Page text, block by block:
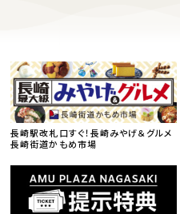
長崎駅改札口すぐ！長崎みやげ＆グルメ
長崎街道かもめ市場